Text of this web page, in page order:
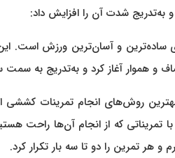
شدت آن را افزایش داد:
ساده‌ترین و آسان‌ترین ورزش است.
و هموار آغاز کرد و به‌تدریج به
روش‌های انجام تمرینات
تمریناتی که از انجام آن‌ها راحت
و هر تمرین را دو تا سه بار تکرار کرد.